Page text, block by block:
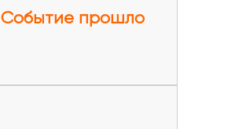
Событие прошло